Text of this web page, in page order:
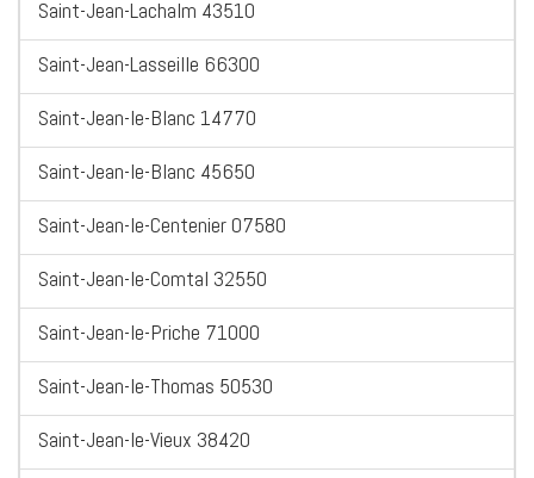
Saint-Jean-Lachalm 43510
Saint-Jean-Lasseille 66300
Saint-Jean-le-Blanc 14770
Saint-Jean-le-Blanc 45650
Saint-Jean-le-Centenier 07580
Saint-Jean-le-Comtal 32550
Saint-Jean-le-Priche 71000
Saint-Jean-le-Thomas 50530
Saint-Jean-le-Vieux 38420